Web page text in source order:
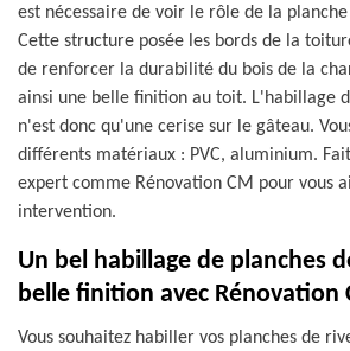
est nécessaire de voir le rôle de la
Cette structure posée les bords de la
de renforcer la durabilité du bois de la
ainsi une belle finition au toit. L'habillage
n'est donc qu'une cerise sur le gâteau.
différents matériaux : PVC, aluminium.
expert comme Rénovation CM pour vous
intervention.
Un bel habillage de planches
belle finition avec Rénovation
Vous souhaitez habiller vos planches de